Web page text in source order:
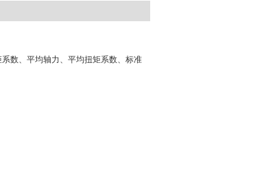
数、平均轴力、平均扭矩系数、标准